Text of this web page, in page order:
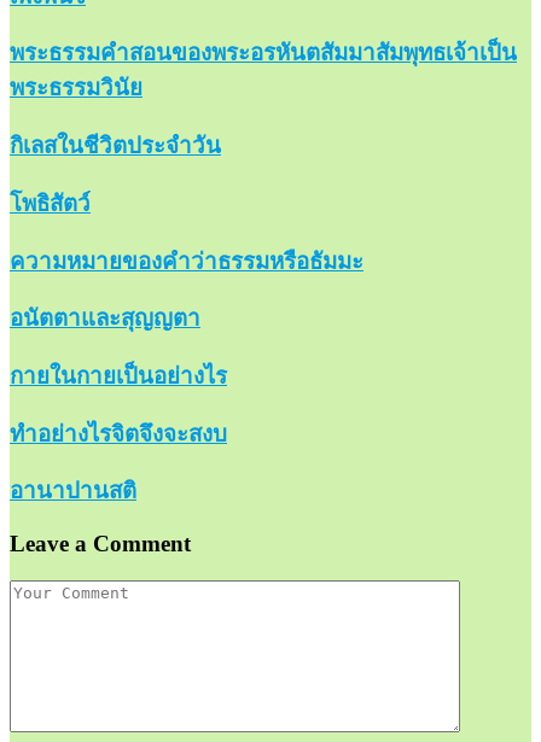
พระธรรมคำสอนของพระอรหันตสัมมาสัมพุทธเจ้าเป็น
พระธรรมวินัย
กิเลสในชีวิตประจำวัน
โพธิสัตว์
ความหมายของคำว่าธรรมหรือธัมมะ
อนัตตาและสุญญตา
กายในกายเป็นอย่างไร
ทำอย่างไรจิตจึงจะสงบ
อานาปานสติ
Leave a Comment